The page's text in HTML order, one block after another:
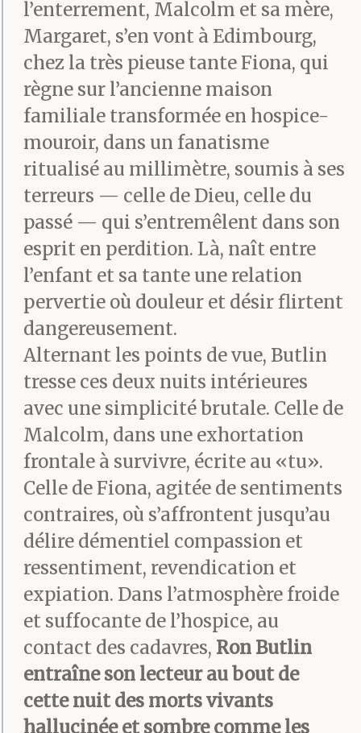
l’enterrement, Malcolm et sa mère,
Margaret, s’en vont à Edimbourg,
chez la très pieuse tante Fiona, qui
règne sur l’ancienne maison
familiale transformée en hospice-
mouroir, dans un fanatisme
ritualisé au millimètre, soumis à ses
terreurs — celle de Dieu, celle du
passé — qui s’entremêlent dans son
esprit en perdition. Là, naît entre
l’enfant et sa tante une relation
pervertie où douleur et désir flirtent
dangereusement.
Alternant les points de vue, Butlin
tresse ces deux nuits intérieures
avec une simplicité brutale. Celle de
Malcolm, dans une exhortation
frontale à survivre, écrite au «tu».
Celle de Fiona, agitée de sentiments
contraires, où s’affrontent jusqu’au
délire démentiel compassion et
ressentiment, revendication et
expiation. Dans l’atmosphère froide
et suffocante de l’hospice, au
contact des cadavres, Ron Butlin
entraîne son lecteur au bout de
cette nuit des morts vivants
hallucinée et sombre comme les